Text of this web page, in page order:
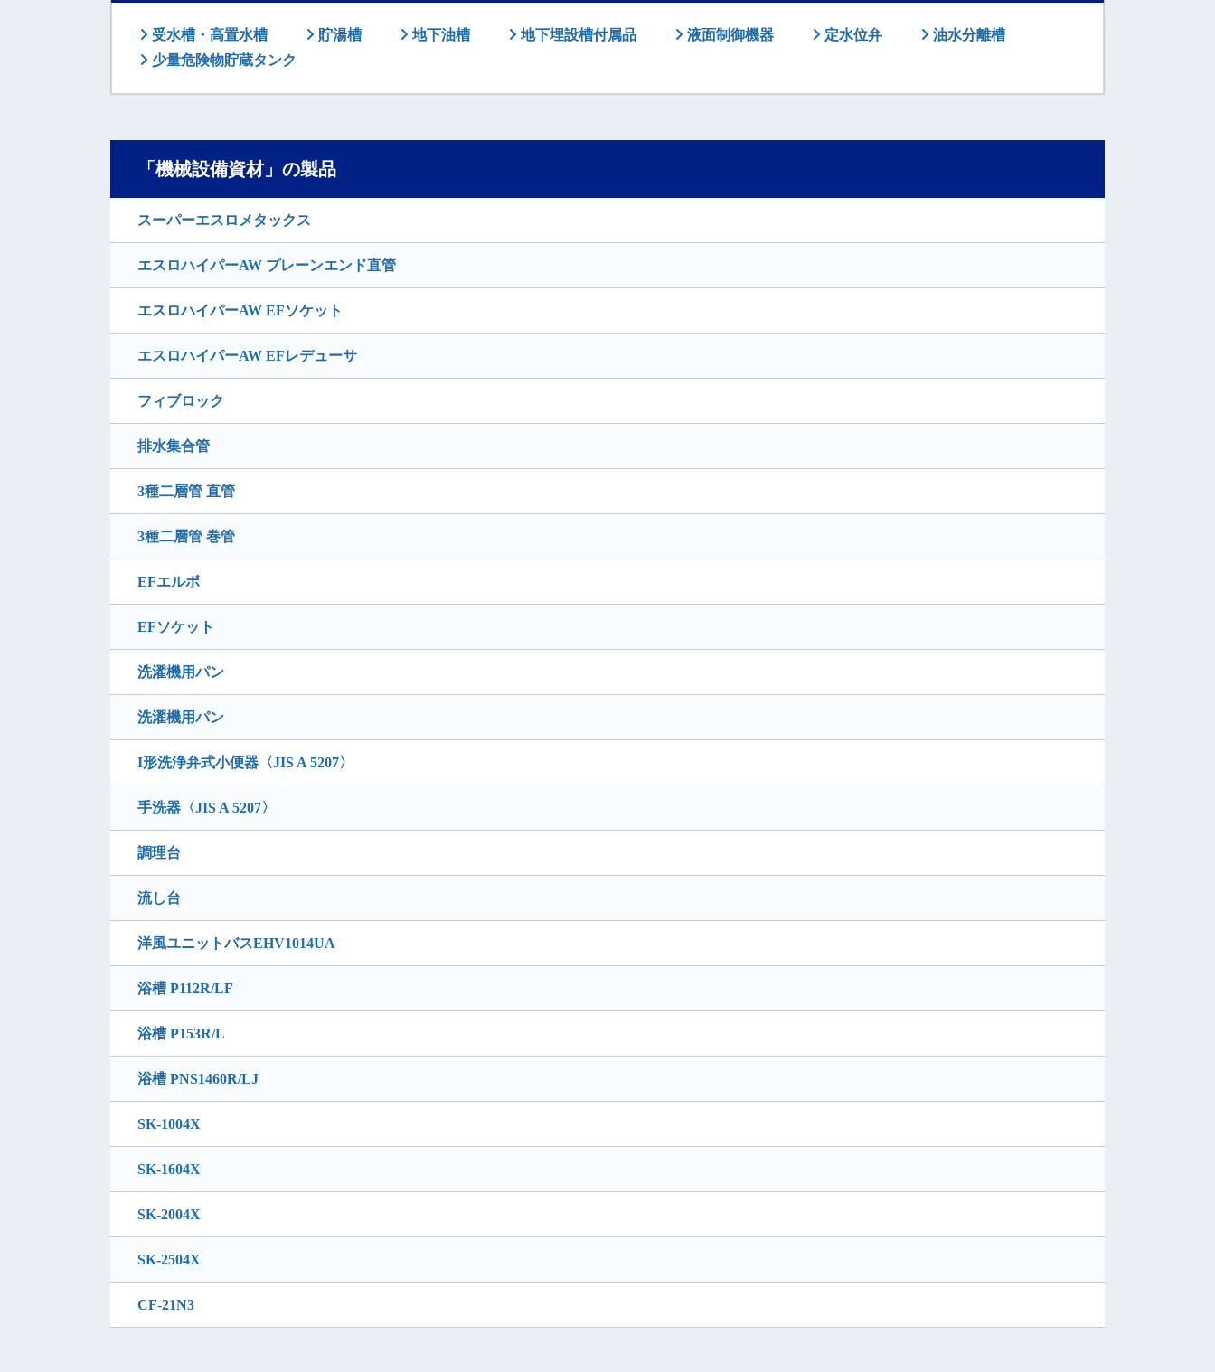
受水槽・高置水槽 貯湯槽 地下油槽 地下埋設槽付属品 液面制御機器 定水位弁
油水分離槽
少量危険物貯蔵タンク
「機械設備資材」の製品
スーパーエスロメタックス
エスロハイパーAW プレーンエンド直管
エスロハイパーAW EFソケット
エスロハイパーAW EFレデューサ
フィブロック
排水集合管
3種二層管 直管
3種二層管 巻管
EFエルボ
EFソケット
洗濯機用パン
洗濯機用パン
I形洗浄弁式小便器〈JIS A 5207〉
手洗器〈JIS A 5207〉
調理台
流し台
洋風ユニットバスEHV1014UA
浴槽 P112R/LF
浴槽 P153R/L
浴槽 PNS1460R/LJ
SK-1004X
SK-1604X
SK-2004X
SK-2504X
CF-21N3